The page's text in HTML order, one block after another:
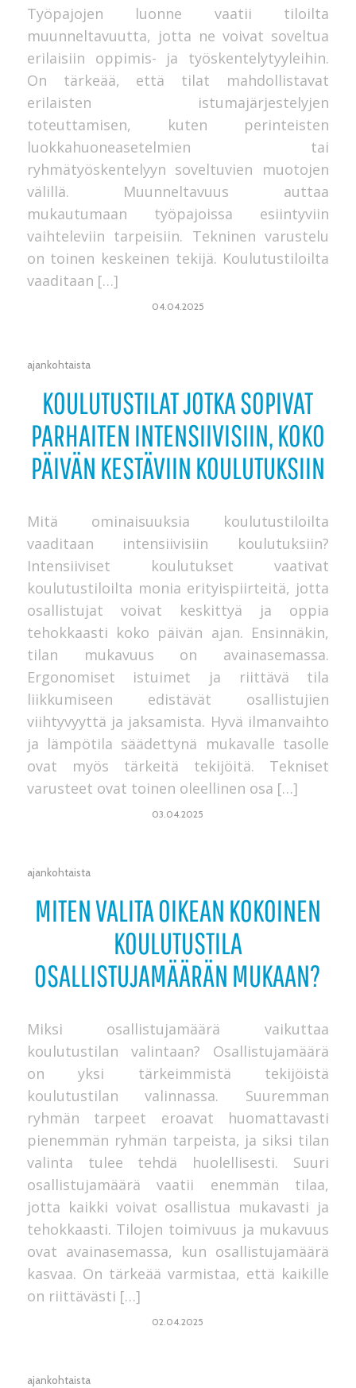
Työpajojen luonne vaatii tiloilta
muunneltavuutta, jotta ne voivat soveltua
erilaisiin oppimis- ja työskentelytyyleihin.
On tärkeää, että tilat mahdollistavat
erilaisten istumajärjestelyjen
toteuttamisen, kuten perinteisten
luokkahuoneasetelmien tai
ryhmätyöskentelyyn soveltuvien muotojen
välillä. Muunneltavuus auttaa
mukautumaan työpajoissa esiintyviin
vaihteleviin tarpeisiin. Tekninen varustelu
on toinen keskeinen tekijä. Koulutustiloilta
vaaditaan […]
04.04.2025
ajankohtaista
KOULUTUSTILAT JOTKA SOPIVAT
PARHAITEN INTENSIIVISIIN, KOKO
PÄIVÄN KESTÄVIIN KOULUTUKSIIN
Mitä ominaisuuksia koulutustiloilta
vaaditaan intensiivisiin koulutuksiin?
Intensiiviset koulutukset vaativat
koulutustiloilta monia erityispiirteitä, jotta
osallistujat voivat keskittyä ja oppia
tehokkaasti koko päivän ajan. Ensinnäkin,
tilan mukavuus on avainasemassa.
Ergonomiset istuimet ja riittävä tila
liikkumiseen edistävät osallistujien
viihtyvyyttä ja jaksamista. Hyvä ilmanvaihto
ja lämpötila säädettynä mukavalle tasolle
ovat myös tärkeitä tekijöitä. Tekniset
varusteet ovat toinen oleellinen osa […]
03.04.2025
ajankohtaista
MITEN VALITA OIKEAN KOKOINEN
KOULUTUSTILA
OSALLISTUJAMÄÄRÄN MUKAAN?
Miksi osallistujamäärä vaikuttaa
koulutustilan valintaan? Osallistujamäärä
on yksi tärkeimmistä tekijöistä
koulutustilan valinnassa. Suuremman
ryhmän tarpeet eroavat huomattavasti
pienemmän ryhmän tarpeista, ja siksi tilan
valinta tulee tehdä huolellisesti. Suuri
osallistujamäärä vaatii enemmän tilaa,
jotta kaikki voivat osallistua mukavasti ja
tehokkaasti. Tilojen toimivuus ja mukavuus
ovat avainasemassa, kun osallistujamäärä
kasvaa. On tärkeää varmistaa, että kaikille
on riittävästi […]
02.04.2025
ajankohtaista